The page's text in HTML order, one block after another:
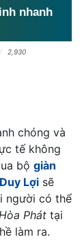
nhanh
2,930
chóng và
tế không
bộ giàn
Lợi sẽ
người có thể
Phát tại
làm ra.